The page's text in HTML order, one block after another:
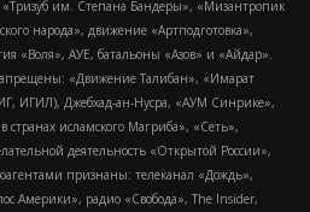
им. Степана Бандеры», «Мизантропик
народа», движение «Артподготовка»,
«Воля», АУЕ, батальоны «Азов» и «Айдар».
«Движение Талибан», «Имарат
(ИГ, ИГИЛ), Джебхад-ан-Нусра, «АУМ Синрике»,
странах исламского Магриба», «Сеть»,
деятельность «Открытой России»,
признаны: телеканал «Дождь»,
Америки», радио «Свобода», The Insider,